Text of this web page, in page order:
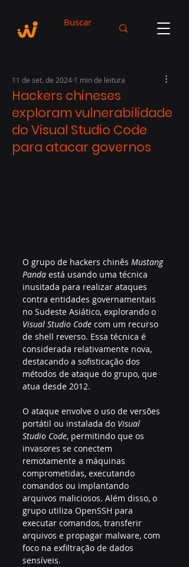
Hackers chineses
exploram vulnerabilidade
do Visual Studio Code
para atacar governos
11 de set. de 2024 1 min de leitura
O grupo de hackers chinês Mustang
Panda está usando uma técnica
inusitada para realizar ataques
contra entidades governamentais
no Sudeste Asiático, explorando o
Visual Studio Code com um recurso
de shell reverso. Essa técnica é
considerada relativamente nova,
destacando a sofisticação dos
métodos de ataque do grupo, que
atua desde 2012.
O ataque envolve o uso de versões
portátil ou instalada do Visual
Studio Code, permitindo que os
invasores se conectem
remotamente a máquinas
comprometidas, executando
comandos ou implantando
arquivos maliciosos. Além disso, o
grupo utiliza OpenSSH para
executar comandos, transferir
arquivos e propagar malware, com
foco na exfiltração de dados
sensíveis.